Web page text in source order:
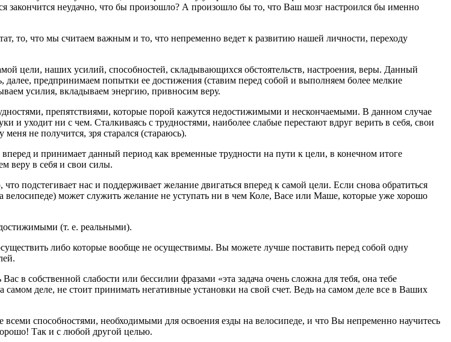
закончится неудачно, что бы произошло? А произошло бы то, что Ваш мозг настроился бы именно
то, что мы считаем важным и то, что непременно ведет к развитию нашей личности, переходу
цели, наших усилий, способностей, складывающихся обстоятельств, настроения, веры. Данный
предпринимаем попытки ее достижения (ставим перед собой и выполняем более мелкие
усилия, вкладываем энергию, привносим веру.
препятствиями, которые порой кажутся недостижимыми и нескончаемыми. В данном случае
и уходит ни с чем. Сталкиваясь с трудностями, наиболее слабые перестают вдруг верить в себя, свои
не получится, зря старался (стараюсь).
и принимает данный период как временные трудности на пути к цели, в конечном итоге
веру в себя и свои силы.
подстегивает нас и поддерживает желание двигаться вперед к самой цели. Если снова обратиться
велосипеде) может служить желание не уступать ни в чем Коле, Васе или Маше, которые уже хорошо
(т. е. реальными).
либо которые вообще не осуществимы. Вы можете лучше поставить перед собой одну
в собственной слабости или бессилии фразами «эта задача очень сложна для тебя, она тебе
деле, не стоит принимать негативные установки на свой счет. Ведь на самом деле все в Ваших
способностями, необходимыми для освоения езды на велосипеде, и что Вы непременно научитесь
хорошо! Так и с любой другой целью.